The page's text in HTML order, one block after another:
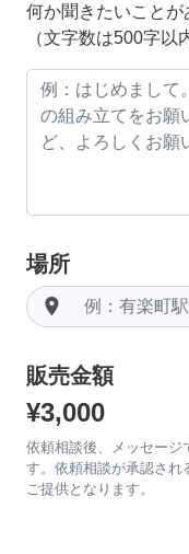
何か聞きたいこと
（文字数は500字以
場所
room
販売金額
¥3,000
依頼相談後、メッセージ
す。依頼相談が承認さ
ご提供となります。